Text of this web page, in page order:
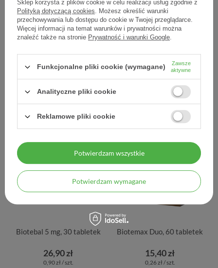
CICA intensywnie
regenerujący po zabiegach
25,00 zł
0,83 zł / szt.
CICA na blizny i rozstępy,
30 ml
26,30 zł
0,88 zł / szt.
Biotebal 5 mg, 30 tabletek
26,90 zł
0,90 zł / szt.
Biotemax Duo, 60 tabletek
15,40 zł
0,26 zł / szt.
Sklep korzysta z plików cookie w celu realizacji usług zgodnie z
Polityką dotyczącą cookies. Możesz określić warunki
przechowywania lub dostępu do cookie w Twojej przeglądarce.
Więcej informacji na temat warunków i prywatności można
znaleźć także na stronie Prywatność i warunki Google.
Funkcjonalne pliki cookie (wymagane)
Zawsze
aktywne
Analityczne pliki cookie
Reklamowe pliki cookie
Potwierdzam wymagane
Potwierdzam wszystkie